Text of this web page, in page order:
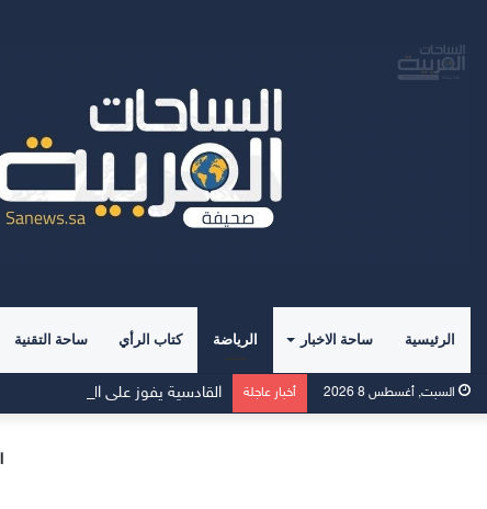
الرئيسية ساحة الاخبار الرياضة كتاب الرأي ساحة التقنية
السبت, أغسطس 8 2026 أخبار عاجلة القادسية يفوز على الرفاع الشرقي